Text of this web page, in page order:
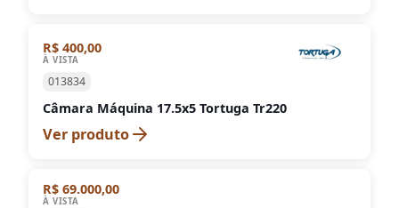
R$ 400,00
À VISTA
013834
Câmara Máquina 17.5x5 Tortuga Tr220
Ver produto
R$ 69.000,00
À VISTA